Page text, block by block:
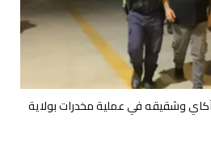
وشقيقه في عملية مخدرات بولاية